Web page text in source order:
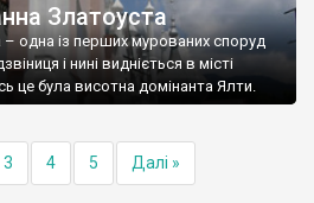
Златоуста
одна із перших мурованих споруд
і нині видніється в місті
це була висотна домінанта Ялти.
3 4 5 Далі »